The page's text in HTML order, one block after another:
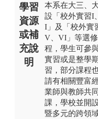
學習
資源
或補
充說
明
本系在大三、
設「校外實習I
I」及「校外實
V、VI」等選
程，學生可參
實習或是整學
習，部分課程
請有相關豐富
業師與教師共
課，學校並開
暨多元的跨領